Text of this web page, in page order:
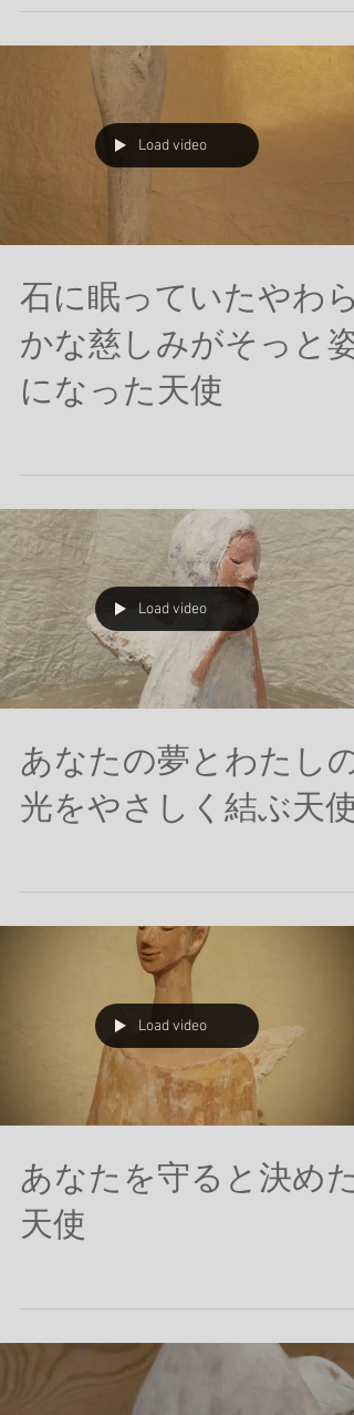
大泉町谷戸6599-3
https://www.instagram.com/gallerycafe_oriori/
日時：2026 4.24(金)~5.11（月） open
10:00 ~17:00 Close 4.28(金）、4.30(木)、
5.7(木) 9回目となる天使展、Beside You ではあ
なたのそばで、静かな光を育てる天使たちの
作を含む塑像とレリーフ35点ほどが並びます
新緑に包まれたギャラリー折々で、天使たち
共にみなさまのご来場を楽しみにしています
石に眠っていたやわら
かな慈しみがそっと姿
になった天使
Load video
あなたの夢とわたしの
光をやさしく結ぶ天使
Load video
あなたを守ると決めた
天使